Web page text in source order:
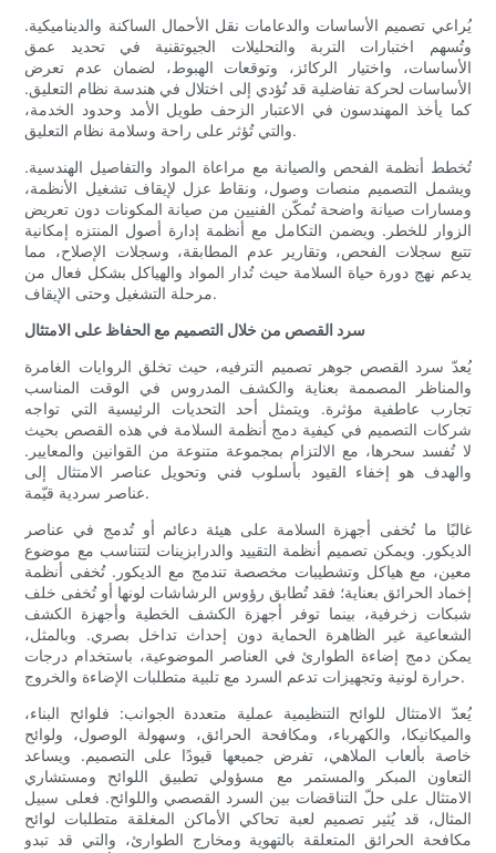
يُراعي تصميم الأساسات والدعامات نقل الأحمال الساكنة والديناميكية.
وتُسهم اختبارات التربة والتحليلات الجيوتقنية في تحديد عمق
الأساسات، واختيار الركائز، وتوقعات الهبوط، لضمان عدم تعرض
الأساسات لحركة تفاضلية قد تُؤدي إلى اختلال في هندسة نظام التعليق.
كما يأخذ المهندسون في الاعتبار الزحف طويل الأمد وحدود الخدمة،
والتي تُؤثر على راحة وسلامة نظام التعليق.
تُخطط أنظمة الفحص والصيانة مع مراعاة المواد والتفاصيل الهندسية.
ويشمل التصميم منصات وصول، ونقاط عزل لإيقاف تشغيل الأنظمة،
ومسارات صيانة واضحة تُمكّن الفنيين من صيانة المكونات دون تعريض
الزوار للخطر. ويضمن التكامل مع أنظمة إدارة أصول المنتزه إمكانية
تتبع سجلات الفحص، وتقارير عدم المطابقة، وسجلات الإصلاح، مما
يدعم نهج دورة حياة السلامة حيث تُدار المواد والهياكل بشكل فعال من
مرحلة التشغيل وحتى الإيقاف.
سرد القصص من خلال التصميم مع الحفاظ على الامتثال
يُعدّ سرد القصص جوهر تصميم الترفيه، حيث تخلق الروايات الغامرة
والمناظر المصممة بعناية والكشف المدروس في الوقت المناسب
تجارب عاطفية مؤثرة. ويتمثل أحد التحديات الرئيسية التي تواجه
شركات التصميم في كيفية دمج أنظمة السلامة في هذه القصص بحيث
لا تُفسد سحرها، مع الالتزام بمجموعة متنوعة من القوانين والمعايير.
والهدف هو إخفاء القيود بأسلوب فني وتحويل عناصر الامتثال إلى
عناصر سردية قيّمة.
غالبًا ما تُخفى أجهزة السلامة على هيئة دعائم أو تُدمج في عناصر
الديكور. ويمكن تصميم أنظمة التقييد والدرابزينات لتتناسب مع موضوع
معين، مع هياكل وتشطيبات مخصصة تندمج مع الديكور. تُخفى أنظمة
إخماد الحرائق بعناية؛ فقد تُطابق رؤوس الرشاشات لونها أو تُخفى خلف
شبكات زخرفية، بينما توفر أجهزة الكشف الخطية وأجهزة الكشف
الشعاعية غير الظاهرة الحماية دون إحداث تداخل بصري. وبالمثل،
يمكن دمج إضاءة الطوارئ في العناصر الموضوعية، باستخدام درجات
حرارة لونية وتجهيزات تدعم السرد مع تلبية متطلبات الإضاءة والخروج.
يُعدّ الامتثال للوائح التنظيمية عملية متعددة الجوانب: فلوائح البناء،
والميكانيكا، والكهرباء، ومكافحة الحرائق، وسهولة الوصول، ولوائح
خاصة بألعاب الملاهي، تفرض جميعها قيودًا على التصميم. ويساعد
التعاون المبكر والمستمر مع مسؤولي تطبيق اللوائح ومستشاري
الامتثال على حلّ التناقضات بين السرد القصصي واللوائح. فعلى سبيل
المثال، قد يُثير تصميم لعبة تحاكي الأماكن المغلقة متطلبات لوائح
مكافحة الحرائق المتعلقة بالتهوية ومخارج الطوارئ، والتي قد تبدو